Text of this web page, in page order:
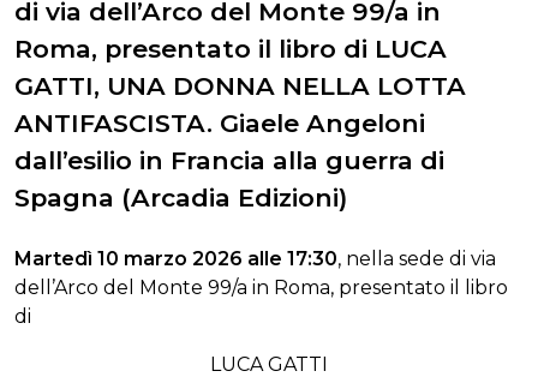
di via dell’Arco del Monte 99/a in
Roma, presentato il libro di LUCA
GATTI, UNA DONNA NELLA LOTTA
ANTIFASCISTA. Giaele Angeloni
dall’esilio in Francia alla guerra di
Spagna (Arcadia Edizioni)
Martedì 10 marzo 2026 alle 17:30, nella sede di via
dell’Arco del Monte 99/a in Roma, presentato il libro
di
LUCA GATTI